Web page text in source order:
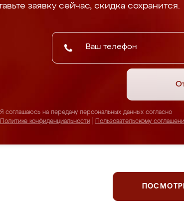
заявку сейчас, скидка сохранится.
Я соглашаюсь на передачу персональных данных согласно
Политике конфиденциальности
Пользовательскому